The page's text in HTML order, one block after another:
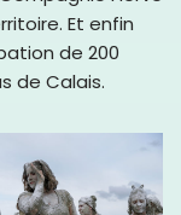
Et enfin
de 200
de Calais.